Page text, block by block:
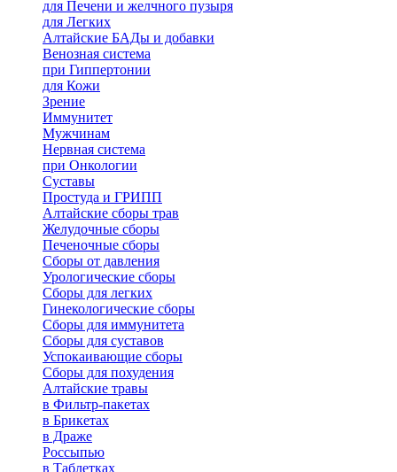
для Печени и желчного пузыря
для Легких
Алтайские БАДы и добавки
Венозная система
при Гиппертонии
для Кожи
Зрение
Иммунитет
Мужчинам
Нервная система
при Онкологии
Суставы
Простуда и ГРИПП
Алтайские сборы трав
Желудочные сборы
Печеночные сборы
Сборы от давления
Урологические сборы
Сборы для легких
Гинекологические сборы
Сборы для иммунитета
Сборы для суставов
Успокаивающие сборы
Сборы для похудения
Алтайские травы
в Фильтр-пакетах
в Брикетах
в Драже
Россыпью
в Таблетках